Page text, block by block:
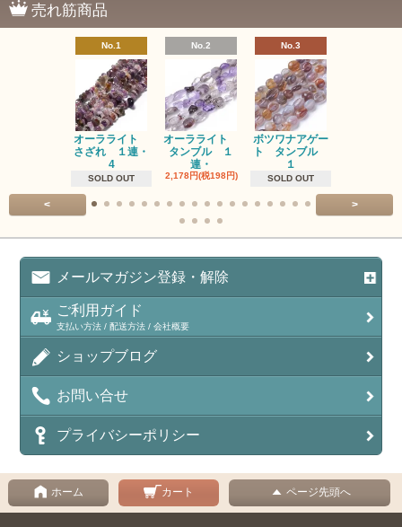
売れ筋商品
No.1
オーラライト
さざれ １連・
4
SOLD OUT
No.2
オーラライト
タンブル １
連・
2,178円(税198円)
No.3
ボツワナアゲー
ト タンブル
１
SOLD OUT
< >
メールマガジン登録・解除
ご利用ガイド
支払い方法 / 配送方法 / 会社概要
ショップブログ
お問い合せ
プライバシーポリシー
ホーム カート ページ先頭へ